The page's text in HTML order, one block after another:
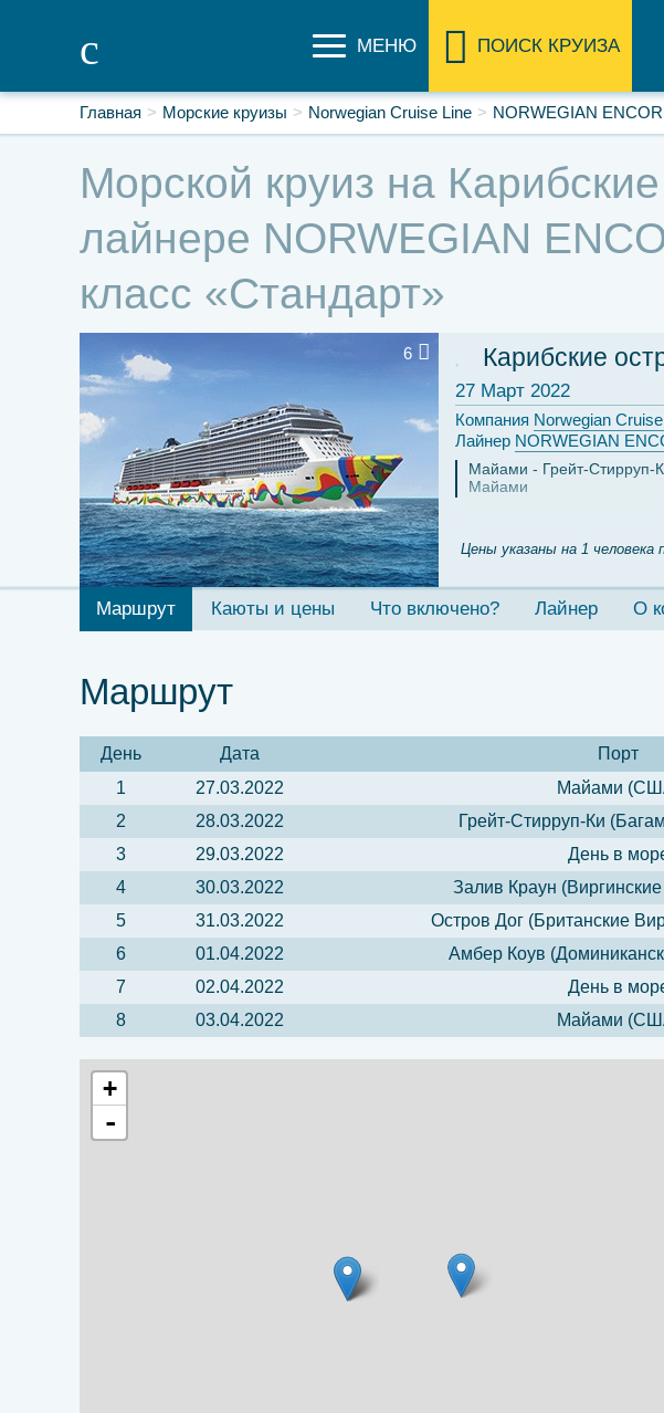
МЕНЮ ПОИСК КРУИЗА
Главная Морские круизы Norwegian Cruise Line NORWEGIAN
Морской круиз на
лайнере NORWEGIAN
класс «Стандарт»
Карибские
27 Март 2022
6
Компания Norwegian
Лайнер NORWEGIAN
Майами Грейт-Стирруп-
Майами
Цены указаны на 1
Маршрут Каюты и цены Что включено? Лайнер О
Маршрут
День Дата Порт
1
27.03.2022 Майами
2
28.03.2022 Грейт-Стирруп-Ки
3
29.03.2022 День в
4
30.03.2022 Залив Краун
5
31.03.2022 Остров Дог (Британские
6
01.04.2022 Амбер Коув
7
02.04.2022 День в
8
03.04.2022 Майами
+
-